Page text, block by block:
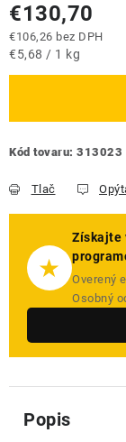
€130,70
€106,26 bez DPH
Jednotková cena:
€5,68 / 1 kg
Kód tovaru: 313023
Tlač
★
Získajte
Overený
Osobný
Popis